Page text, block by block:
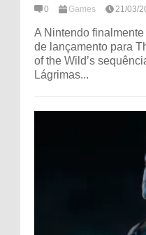
0 Games 21/03/
A Nintendo
de lançamento para
of the Wild’s
Lágrimas...